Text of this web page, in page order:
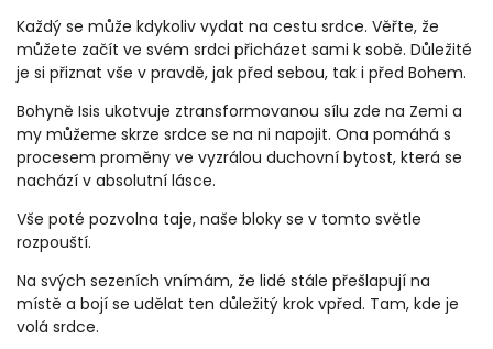
Každý se může kdykoliv vydat na cestu srdce. Věřte, že
můžete začít ve svém srdci přicházet sami k sobě. Důležité
je si přiznat vše v pravdě, jak před sebou, tak i před Bohem.
Bohyně Isis ukotvuje ztransformovanou sílu zde na Zemi a
my můžeme skrze srdce se na ni napojit. Ona pomáhá s
procesem proměny ve vyzrálou duchovní bytost, která se
nachází v absolutní lásce.
Vše poté pozvolna taje, naše bloky se v tomto světle
rozpouští.
Na svých sezeních vnímám, že lidé stále přešlapují na
místě a bojí se udělat ten důležitý krok vpřed. Tam, kde je
volá srdce.